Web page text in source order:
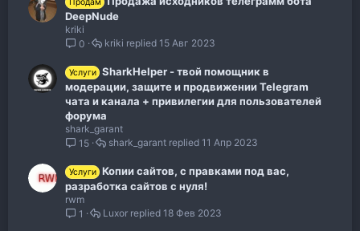
DeepNude
kriki
0
15 Авг 2023
kriki
Услуги SharkHelper - твой помощник в
модерации, защите и продвижении Telegram
чата и канала + привилегии для пользователей
форума
shark_garant
15
11 Апр 2023
shark_garant
Услуги Копии сайтов, с правками под вас,
разработка сайтов с нуля!
rwm
1
18 Фев 2023
Luxor